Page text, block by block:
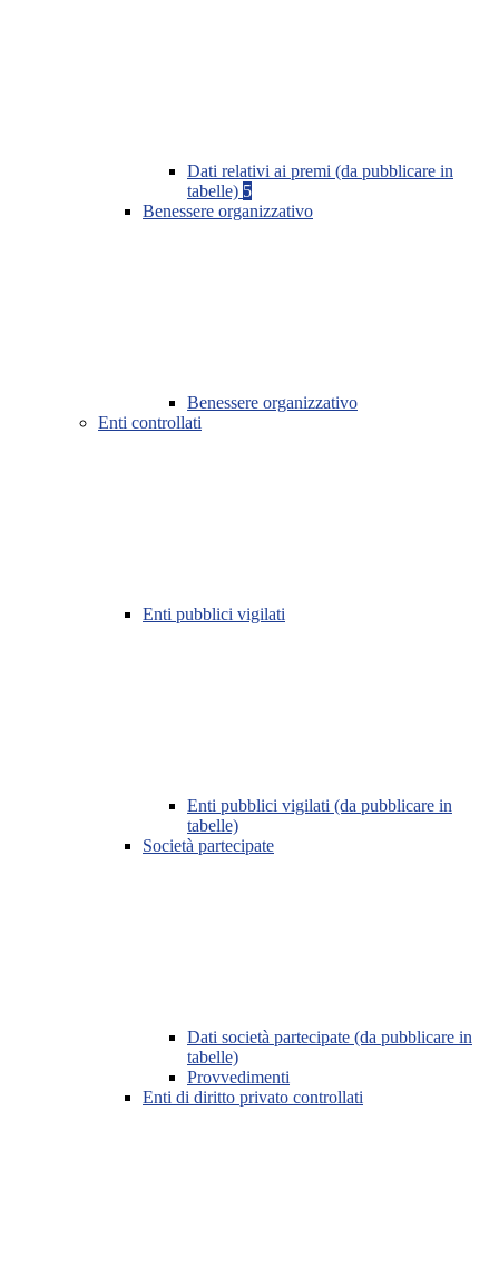
Dati relativi ai premi (da pubblicare in
tabelle) 5
Benessere organizzativo
Benessere organizzativo
Enti controllati
Enti pubblici vigilati
Enti pubblici vigilati (da pubblicare in
tabelle)
Società partecipate
Dati società partecipate (da pubblicare in
tabelle)
Provvedimenti
Enti di diritto privato controllati